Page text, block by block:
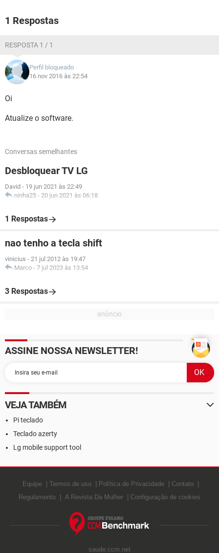
1 Respostas
RESPOSTA 1 / 1
Perfil bloqueado
16 nov 2016 às 22:54
Oi
Atualize o software.
Conversas semelhantes
Desbloquear TV LG
David - 19 jun 2021 às 22:49
ninha25 - 20 jun 2021 às 06:18
1 Respostas
nao tenho a tecla shift
vinicius - 21 jul 2012 às 19:47
Marco - 7 jul 2023 às 13:54
3 Respostas
ASSINE NOSSA NEWSLETTER!
VEJA TAMBÉM
Pi teclado
Teclado azerty
Lg mobile support tool
Equipe Termos de uso Política de Privacidade
Contato
Regulamento
A Revista Da Mulher Configuração de cookies
saude.ccm.net